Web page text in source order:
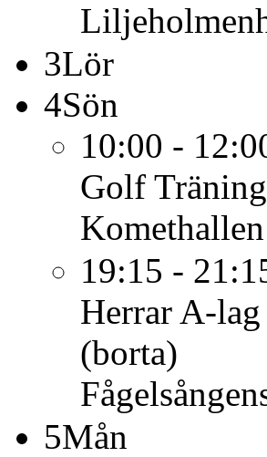
3Lör
4Sön
10:00 -
Golf Träning
Komethallen
19:15 -
Herrar A-lag
(borta)
5Mån